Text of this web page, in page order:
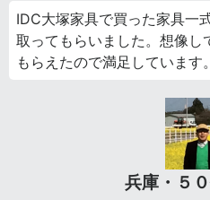
IDC大塚家具で買った家具一
取ってもらいました。想像し
もらえたので満足しています。
兵庫・５